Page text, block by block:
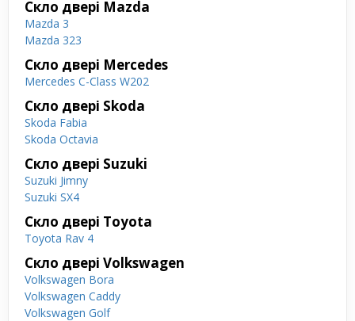
Скло двері Mazda
Mazda 3
Mazda 323
Скло двері Mercedes
Mercedes C-Class W202
Скло двері Skoda
Skoda Fabia
Skoda Octavia
Скло двері Suzuki
Suzuki Jimny
Suzuki SX4
Скло двері Toyota
Toyota Rav 4
Скло двері Volkswagen
Volkswagen Bora
Volkswagen Caddy
Volkswagen Golf